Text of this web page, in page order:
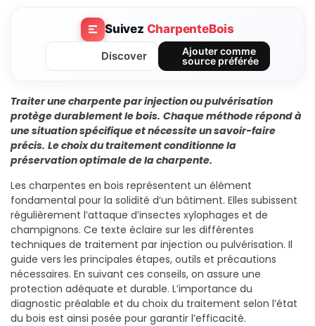
Suivez CharpenteBois
Discover
Ajouter comme
source préférée
Traiter une charpente par injection ou pulvérisation
protège durablement le bois. Chaque méthode répond à
une situation spécifique et nécessite un savoir-faire
précis. Le choix du traitement conditionne la
préservation optimale de la charpente.
Les charpentes en bois représentent un élément
fondamental pour la solidité d’un bâtiment. Elles subissent
régulièrement l’attaque d’insectes xylophages et de
champignons. Ce texte éclaire sur les différentes
techniques de traitement par injection ou pulvérisation. Il
guide vers les principales étapes, outils et précautions
nécessaires. En suivant ces conseils, on assure une
protection adéquate et durable. L’importance du
diagnostic préalable et du choix du traitement selon l’état
du bois est ainsi posée pour garantir l’efficacité.